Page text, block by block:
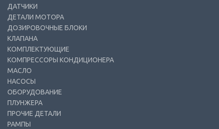
ДАТЧИКИ
ДЕТАЛИ МОТОРА
ДОЗИРОВОЧНЫЕ БЛОКИ
КЛАПАНА
КОМПЛЕКТУЮЩИЕ
КОМПРЕССОРЫ КОНДИЦИОНЕРА
МАСЛО
НАСОСЫ
ОБОРУДОВАНИЕ
ПЛУНЖЕРА
ПРОЧИЕ ДЕТАЛИ
РАМПЫ